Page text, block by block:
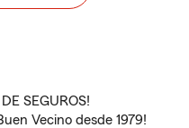
SEGUROS!
Vecino desde 1979!